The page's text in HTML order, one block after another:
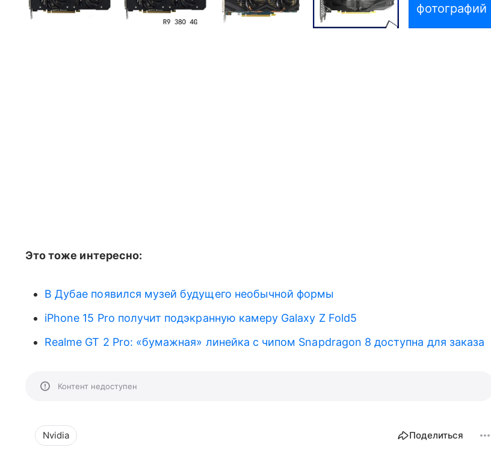
фотографий
Это тоже интересно:
В Дубае появился музей будущего необычной формы
iPhone 15 Pro получит подэкранную камеру Galaxy Z Fold5
Realme GT 2 Pro: «бумажная» линейка с чипом Snapdragon 8 доступна для заказа
Контент недоступен
Nvidia Поделиться